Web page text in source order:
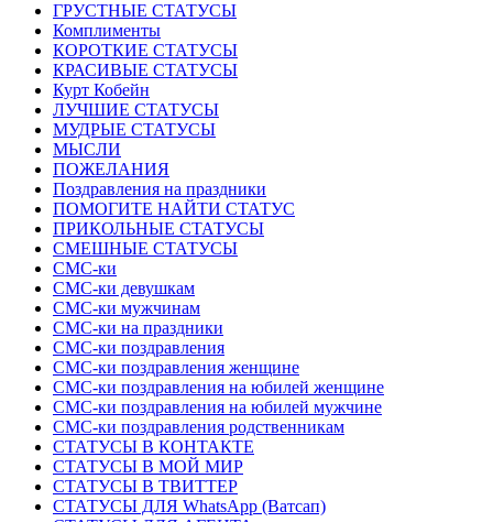
ГРУСТНЫЕ СТАТУСЫ
Комплименты
КОРОТКИЕ СТАТУСЫ
КРАСИВЫЕ СТАТУСЫ
Курт Кобейн
ЛУЧШИЕ СТАТУСЫ
МУДРЫЕ СТАТУСЫ
МЫСЛИ
ПОЖЕЛАНИЯ
Поздравления на праздники
ПОМОГИТЕ НАЙТИ СТАТУС
ПРИКОЛЬНЫЕ СТАТУСЫ
СМЕШНЫЕ СТАТУСЫ
СМС-ки
СМС-ки девушкам
СМС-ки мужчинам
СМС-ки на праздники
СМС-ки поздравления
СМС-ки поздравления женщине
СМС-ки поздравления на юбилей женщине
СМС-ки поздравления на юбилей мужчине
СМС-ки поздравления родственникам
СТАТУСЫ В КОНТАКТЕ
СТАТУСЫ В МОЙ МИР
СТАТУСЫ В ТВИТТЕР
СТАТУСЫ ДЛЯ WhatsApp (Ватсап)